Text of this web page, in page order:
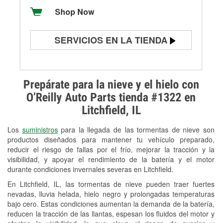
Prepárate para la nieve y el hielo con
O’Reilly Auto Parts tienda #1322 en
Litchfield, IL
Los suministrospara la llegada de las tormentas de nieve son
productos diseñados para mantener tu vehículo preparado,
reducir el riesgo de fallas por el frío, mejorar la tracción y la
visibilidad, y apoyar el rendimiento de la batería y el motor
durante condiciones invernales severas en Litchfield.
En Litchfield, IL, las tormentas de nieve pueden traer fuertes
nevadas, lluvia helada, hielo negro y prolongadas temperaturas
bajo cero. Estas condiciones aumentan la demanda de la batería,
reducen la tracción de las llantas, espesan los fluidos del motor y
Shop Now
SERVICIOS EN LA TIENDA
Prueba de alternadores y
arrancadores
Revisión de la luz "Check Engine"
Reciclaje de baterías y aceite
Instalación de bombillas de faros
Instalación de limpiaparabrisas
Programa de Préstamo de
Herramientas
Rectificación de tambores y discos de